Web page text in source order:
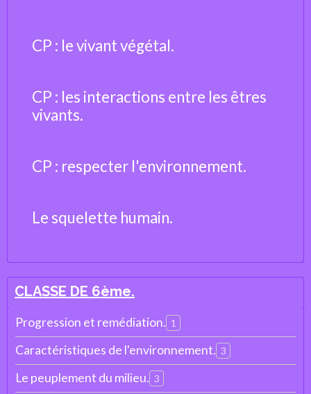
CP : le vivant végétal.
CP : les interactions entre les êtres
vivants.
CP : respecter l'environnement.
Le squelette humain.
CLASSE DE 6ème.
Progression et remédiation. 1
Caractéristiques de l'environnement. 3
Le peuplement du milieu. 3